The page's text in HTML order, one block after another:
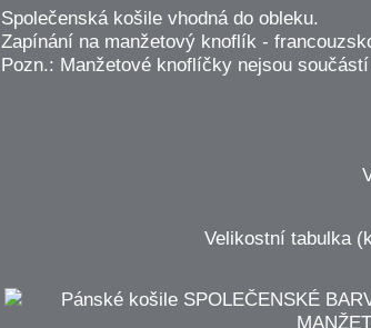
Společenská košile vhodná do obleku.
Zapínání na manžetový knoflík -
Pozn.: Manžetové knoflíčky nejsou
Velikostní tabulka